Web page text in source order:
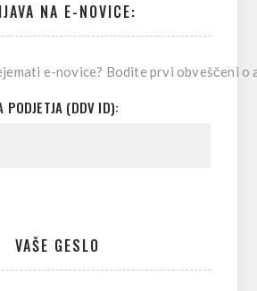
NA E-NOVICE:
e-novice? Bodite prvi obveščeni o
PODJETJA (DDV ID):
VAŠE GESLO